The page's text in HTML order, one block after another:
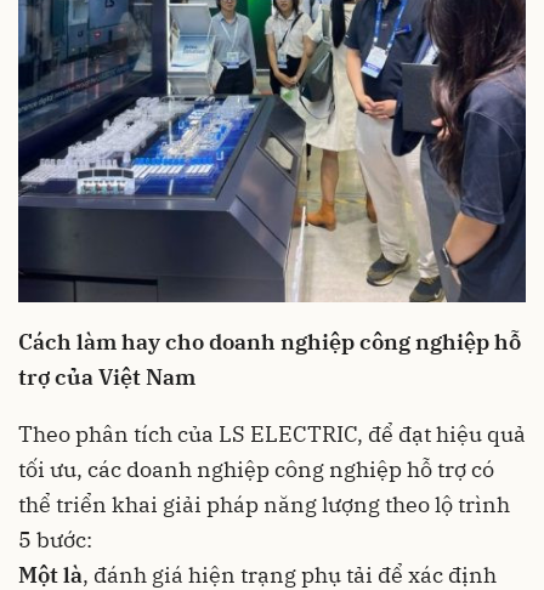
Cách làm hay cho doanh nghiệp công nghiệp hỗ
trợ của Việt Nam
Theo phân tích của LS ELECTRIC, để đạt hiệu quả
tối ưu, các doanh nghiệp công nghiệp hỗ trợ có
thể triển khai giải pháp năng lượng theo lộ trình
5 bước:
Một là, đánh giá hiện trạng phụ tải để xác định